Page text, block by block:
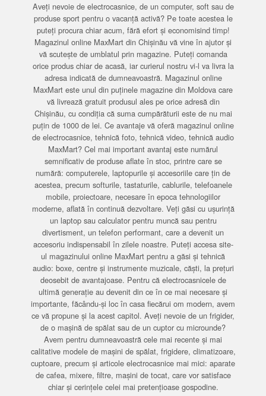
Aveți nevoie de electrocasnice, de un computer, soft sau de
produse sport pentru o vacanță activă? Pe toate acestea le
puteți procura chiar acum, fără efort și economisind timp!
Magazinul online MaxMart din Chișinău vă vine în ajutor și
vă scutește de umblatul prin magazine. Puteți comanda
orice produs chiar de acasă, iar curierul nostru vi-l va livra la
adresa indicată de dumneavoastră. Magazinul online
MaxMart este unul din puținele magazine din Moldova care
vă livrează gratuit produsul ales pe orice adresă din
Chișinău, cu condiția că suma cumpărăturii este de nu mai
puțin de 1000 de lei. Ce avantaje vă oferă magazinul online
de electrocasnice, tehnică foto, tehnică video, tehnică audio
MaxMart? Cel mai important avantaj este numărul
semnificativ de produse aflate în stoc, printre care se
numără: computerele, laptopurile și accesoriile care țin de
acestea, precum softurile, tastaturile, cablurile, telefoanele
mobile, proiectoare, necesare în epoca tehnologiilor
moderne, aflată în continuă dezvoltare. Veți găsi cu ușurință
un laptop sau calculator pentru muncă sau pentru
divertisment, un telefon performant, care a devenit un
accesoriu indispensabil în zilele noastre. Puteți accesa site-
ul magazinului online MaxMart pentru a găsi și tehnică
audio: boxe, centre și instrumente muzicale, căști, la prețuri
deosebit de avantajoase. Pentru că electrocasnicele de
ultimă generație au devenit din ce în ce mai necesare și
importante, făcându-și loc în casa fiecărui om modern, avem
ce vă propune și la acest capitol. Aveți nevoie de un frigider,
de o mașină de spălat sau de un cuptor cu microunde?
Avem pentru dumneavoastră cele mai recente și mai
calitative modele de mașini de spălat, frigidere, climatizoare,
cuptoare, precum și articole electrocasnice mai mici: aparate
de cafea, mixere, filtre, mașini de tocat, care vor satisface
chiar și cerințele celei mai pretențioase gospodine.